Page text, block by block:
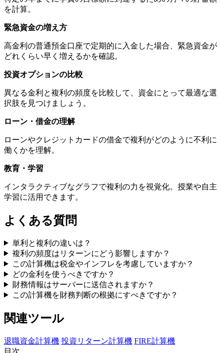
を計算。
緊急資金の増え方
高金利の普通預金口座で定期的に入金した場合、緊急資金が
どれくらい早く増えるかを確認。
投資オプションの比較
異なる金利と複利の頻度を比較して、資金にとって最適な選
択肢を見つけましょう。
ローン・借金の理解
ローンやクレジットカードの借金で複利がどのように不利に
働くかを理解。
教育・学習
インタラクティブなグラフで複利の力を視覚化。授業や自主
学習に活用できます。
よくある質問
単利と複利の違いは？
複利の頻度はリターンにどう影響しますか？
この計算機は税金やインフレを考慮していますか？
どの金利を使うべきですか？
財務情報はサーバーに送信されますか？
この計算機を財務判断の根拠にすべきですか？
関連ツール
退職資金計算機 投資リターン計算機 FIRE計算機
目次